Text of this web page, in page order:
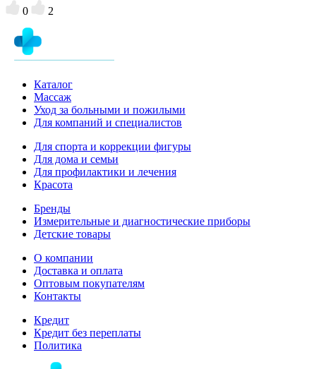
0
2
Каталог
Массаж
Уход за больными и пожилыми
Для компаний и специалистов
Для спорта и коррекции фигуры
Для дома и семьи
Для профилактики и лечения
Красота
Бренды
Измерительные и диагностические приборы
Детские товары
О компании
Доставка и оплата
Оптовым покупателям
Контакты
Кредит
Кредит без переплаты
Политика